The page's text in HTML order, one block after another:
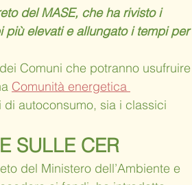
del MASE, che ha rivisto i
elevati e allungato i tempi per
Comuni che potranno usufruire
Comunità energetica
autoconsumo, sia i classici
SULLE CER
del Ministero dell’Ambiente e